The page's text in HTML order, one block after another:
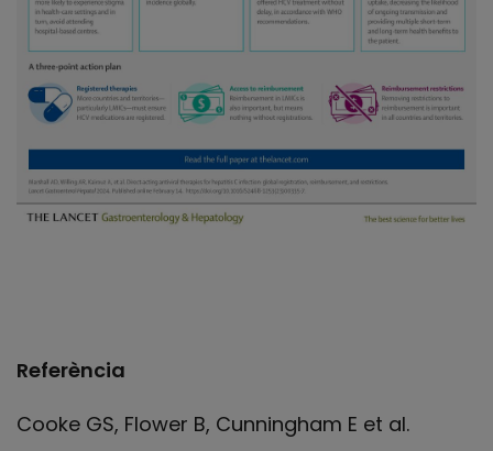
Referència
Cooke GS, Flower B, Cunningham E et al.